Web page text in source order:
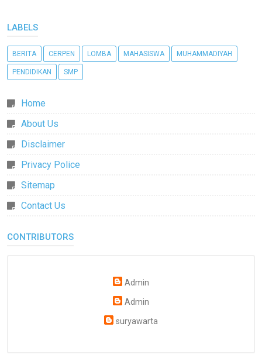
LABELS
BERITA CERPEN LOMBA MAHASISWA MUHAMMADIYAH
PENDIDIKAN SMP
Home
About Us
Disclaimer
Privacy Police
Sitemap
Contact Us
CONTRIBUTORS
Admin
Admin
suryawarta